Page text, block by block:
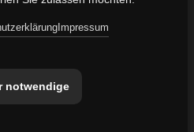
Impressum
notwendige